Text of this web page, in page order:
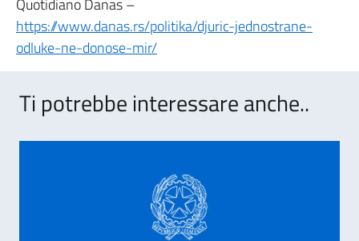
Quotidiano Danas –
https://www.danas.rs/politika/djuric-jednostrane-
odluke-ne-donose-mir/
Ti potrebbe interessare anche..